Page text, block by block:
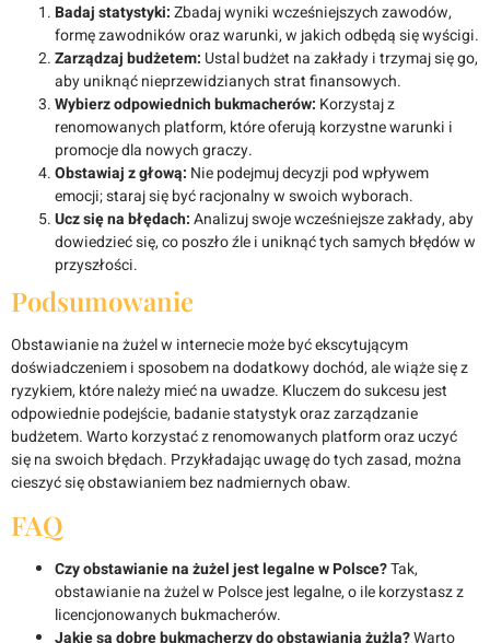
Badaj statystyki:Zbadaj wyniki wcześniejszych zawodów,
formę zawodników oraz warunki, w jakich odbędą się wyścigi.
Zarządzaj budżetem: Ustal budżet na zakłady i trzymaj się go,
aby uniknąć nieprzewidzianych strat finansowych.
Wybierz odpowiednich bukmacherów: Korzystaj z
renomowanych platform, które oferują korzystne warunki i
promocje dla nowych graczy.
Obstawiaj z głową: Nie podejmuj decyzji pod wpływem
emocji; staraj się być racjonalny w swoich wyborach.
Ucz się na błędach:Analizuj swoje wcześniejsze zakłady, aby
dowiedzieć się, co poszło źle i uniknąć tych samych błędów w
przyszłości.
Podsumowanie
Obstawianie na żużel w internecie może być ekscytującym
doświadczeniem i sposobem na dodatkowy dochód, ale wiąże się z
ryzykiem, które należy mieć na uwadze. Kluczem do sukcesu jest
odpowiednie podejście, badanie statystyk oraz zarządzanie
budżetem. Warto korzystać z renomowanych platform oraz uczyć
się na swoich błędach. Przykładając uwagę do tych zasad, można
cieszyć się obstawianiem bez nadmiernych obaw.
FAQ
Czy obstawianie na żużel jest legalne w Polsce?Tak,
obstawianie na żużel w Polsce jest legalne, o ile korzystasz z
licencjonowanych bukmacherów.